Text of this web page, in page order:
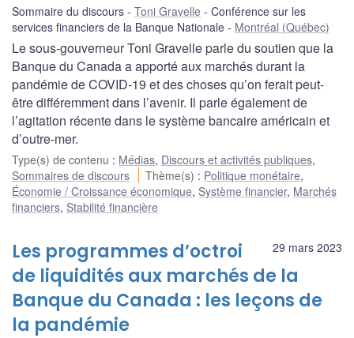
Sommaire du discours Toni Gravelle
Conférence sur les
services financiers de la Banque Nationale
Montréal (Québec)
Le sous-gouverneur Toni Gravelle parle du soutien que la
Banque du Canada a apporté aux marchés durant la
pandémie de COVID-19 et des choses qu’on ferait peut-
être différemment dans l’avenir. Il parle également de
l’agitation récente dans le système bancaire américain et
d’outre-mer.
Type(s) de contenu : Médias, Discours et activités publiques,
Sommaires de discours
Thème(s) : Politique monétaire,
Économie / Croissance économique, Système financier, Marchés
financiers, Stabilité financière
29 mars 2023
Les programmes d’octroi
de liquidités aux marchés de la
Banque du Canada : les leçons de
la pandémie